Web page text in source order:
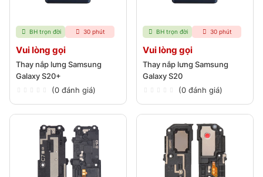
BH trọn đời 30 phút
Vui lòng gọi
Thay nắp lưng Samsung
Galaxy S20+
(0 đánh giá)
BH trọn đời 30 phút
Vui lòng gọi
Thay nắp lưng Samsung
Galaxy S20
(0 đánh giá)